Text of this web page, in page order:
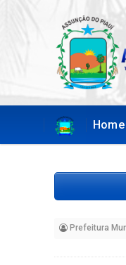
Home
Prefeitura